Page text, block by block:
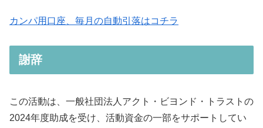
カンパ用口座、毎月の自動引落はコチラ
謝辞
この活動は、一般社団法人アクト・ビヨンド・トラストの
2024年度助成を受け、活動資金の一部をサポートしてい